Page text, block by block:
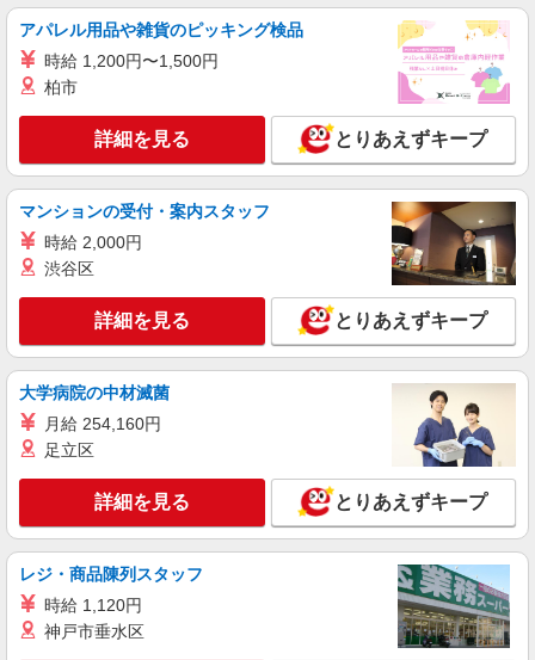
スマホ携帯販売【エーユー】
時給 未経験1400円〜 時給 経験者1500円〜 ※
残業代支給 ★交通費別途支給（規定あり） ゜
+゜・。○。・゜+゜・。○。・゜+゜ 入社祝い金10
ィブ支給(規定有) ★月2回払い・週払い可能（規程
有）★ ゜・。○。・゜+゜・。○。・゜+゜
熊本県下の家電量販店 ※週単位で勤務地が変
更となります。
キープ 詳細を見る
紹介予定派遣
株式会社シエロ
【楽天モバイル】の店舗スタッフ
月給：245250円〜319150円 ＋賞与年2回＋イ
ンセンティブ ※経験・能力による ※残業代支給
★交通費別途支給（規定あり） ゜+゜・。○。・゜
+゜・。○。・゜+゜ 入社祝い金10万円支給(規定
有) お友達を紹介頂くと, インセンティブ支給(規定
熊本県熊本市中央区の楽天モバイルショップ
キープ 詳細を見る
紹介予定派遣
株式会社シエロ
【楽天モバイル】人気機種に詳しくなれる携帯
販売
時給1650円〜1850円（経験・能力による） ※
残業代支給 ★交通費別途支給（規定あり） ゜
+゜・。○。・゜+゜・。○。・゜+゜ 入社祝い金10
熊本県熊本市中央区の楽天モバイルショップ
アパレル用品や雑貨のピッキング検品
時給 1,200円〜1,500円
柏市
詳細を見る とりあえずキープ
マンションの受付・案内スタッフ
時給 2,000円
渋谷区
詳細を見る とりあえずキープ
大学病院の中材滅菌
月給 254,160円
足立区
詳細を見る とりあえずキープ
レジ・商品陳列スタッフ
時給 1,120円
神戸市垂水区